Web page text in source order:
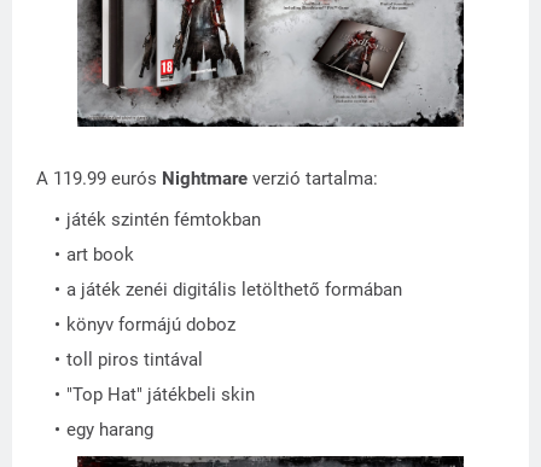
A 119.99 eurós Nightmare verzió tartalma:
játék szintén fémtokban
art book
a játék zenéi digitális letölthető formában
könyv formájú doboz
toll piros tintával
"Top Hat" játékbeli skin
egy harang